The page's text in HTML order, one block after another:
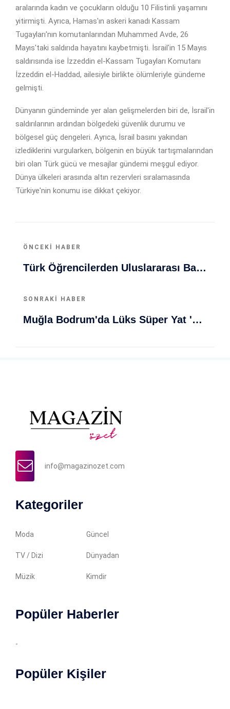
aralarında kadın ve çocukların olduğu 10 Filistinli yaşamını
yitirmişti. Ayrıca, Hamas'ın askeri kanadı Kassam
Tugayları'nın komutanlarından Muhammed Avde, 26
Mayıs'taki saldırıda hayatını kaybetmişti. İsrail'in 15 Mayıs
saldırısında ise İzzeddin el-Kassam Tugayları Komutanı
İzzeddin el-Haddad, ailesiyle birlikte ölümleriyle gündeme
gelmişti.
Dünyanın gündeminde yer alan gelişmelerden biri de, İsrail'in
saldırılarının ardından bölgedeki güvenlik durumu ve
bölgesel güç dengeleri. Ayrıca, İsrail basını yakından
izlediklerini vurgularken, bölgenin en büyük tartışmalarından
biri olan Türk gücü ve mesajlar gündemi meşgul ediyor.
Dünya ülkeleri arasında altın rezervleri sıralamasında
Türkiye'nin konumu ise dikkat çekiyor.
ÖNCEKI HABER
Türk Öğrencilerden Uluslararası Başarı: 13 Proje Ödüllerle Döndü
SONRAKI HABER
Muğla Bodrum'da Lüks Süper Yat 'Golden Odyssey' Demirledi
info@magazinozet.com
Kategoriler
Moda Güncel
TV / Dizi Dünyadan
Müzik Kimdir
Popüler Haberler
-
Popüler Kişiler